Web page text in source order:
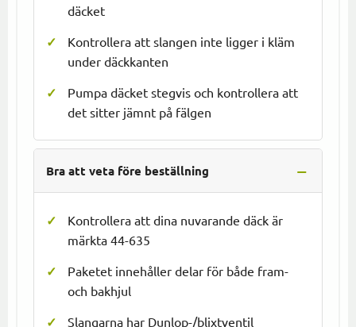
däcket
Kontrollera att slangen inte ligger i kläm
under däckkanten
Pumpa däcket stegvis och kontrollera att
det sitter jämnt på fälgen
Bra att veta före beställning
Kontrollera att dina nuvarande däck är
märkta 44-635
Paketet innehåller delar för både fram-
och bakhjul
Slangarna har Dunlop-/blixtventil